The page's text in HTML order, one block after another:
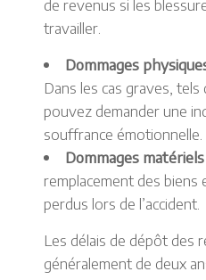
de revenus si les
travailler.
Dommages
Dans les cas graves,
pouvez demander une
souffrance émotionnelle.
Dommages matériels
remplacement des biens
perdus lors de l’accident.
Les délais de dépôt des
généralement de deux